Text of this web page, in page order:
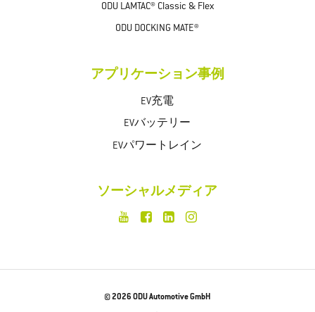
ODU LAMTAC® Classic & Flex
ODU DOCKING MATE®
アプリケーション事例
EV充電
EVバッテリー
EVパワートレイン
ソーシャルメディア
© 2026 ODU Automotive GmbH